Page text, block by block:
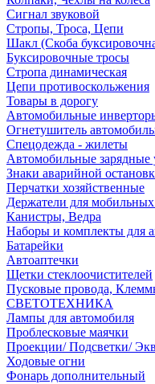
Сигнал звуковой
Стропы, Троса, Цепи
Шакл (Скоба
Буксировочные тросы
Стропа динамическая
Цепи противоскольжения
Товары в дорогу
Автомобильные
Огнетушитель
Спецодежда - жилеты
Автомобильные зарядные
Знаки аварийной
Перчатки хозяйственные
Держатели для мобильных
Канистры, Ведра
Наборы и комплекты для
Батарейки
Автоаптечки
Щетки стеклоочистителей
Пусковые провода,
СВЕТОТЕХНИКА
Лампы для автомобиля
Проблесковые маячки
Проекции/ Подсветки/
Ходовые огни
Фонарь дополнительный